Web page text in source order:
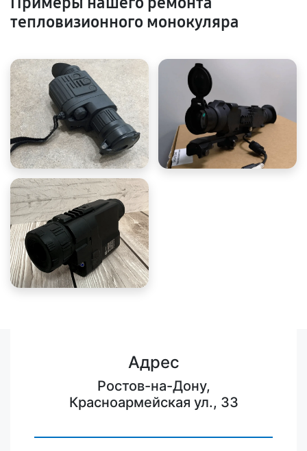
тепловизионного монокуляра
Адрес
Ростов-на-Дону,
Красноармейская ул., 33